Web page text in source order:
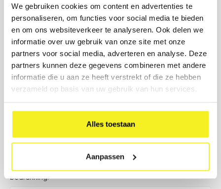
We gebruiken cookies om content en advertenties te
personaliseren, om functies voor social media te bieden
en om ons websiteverkeer te analyseren. Ook delen we
informatie over uw gebruik van onze site met onze
partners voor social media, adverteren en analyse. Deze
partners kunnen deze gegevens combineren met andere
informatie die u aan ze heeft verstrekt of die ze hebben
verzameld op basis van uw gebruik van hun services.
Alles toestaan
Aanpassen
BEDRIJFSNAAM
ZAKELIJK E-MAIL
BEDRUKKING GEWENST? (OPTIONEEL)
Onze B2B-adviseur staat klaar.
Geen tijd voor een formulier? Bel, mail of stuur ons een bericht
— wij denken met u mee over formaat, materiaal en
bedrukking.